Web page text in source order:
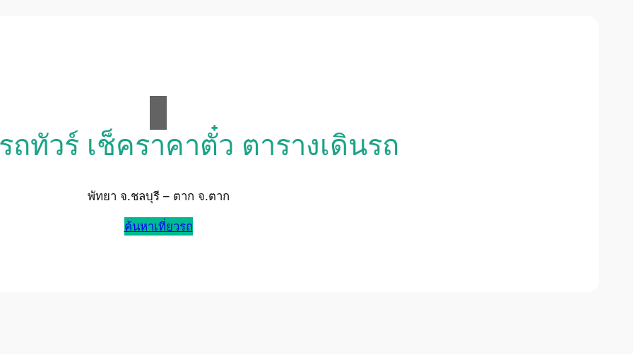
ถทัวร์ เช็คราคาตั๋ว ตารางเดินรถ
พัทยา จ.ชลบุรี – ตาก จ.ตาก
ค้นหาเที่ยวรถ